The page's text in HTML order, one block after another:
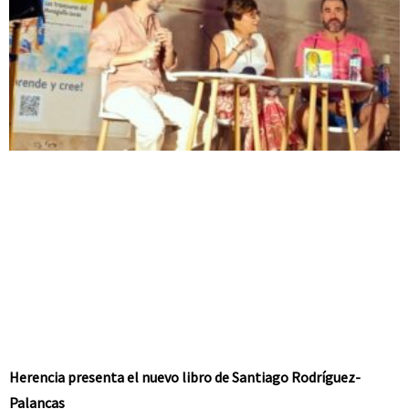
Herencia presenta el nuevo libro de Santiago Rodríguez-
Palancas